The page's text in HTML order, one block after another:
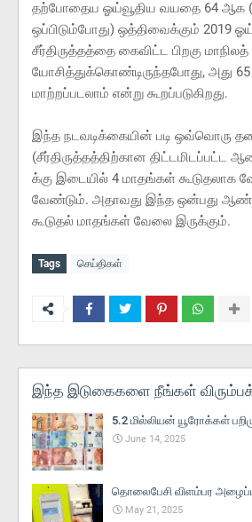
தற்போதைய ஓய்வூதிய வயதை 64 ஆக
ஒப்பிடும்போது) ஒத்திவைக்கும் 2019
சீர்திருத்தத்தை கைவிட்ட பிறகு
யோசித்துக்கொண்டிருந்தபோது, ​​​​அது
மாற்றப்படலாம் என்று கூறப்படுகிறது.
இந்த நடவடிக்கையின் படி ஒவ்வொரு
(சீர்திருத்தத்திற்கான திட்டமிடப்பட்ட
க்கு இடையில் 4 மாதங்கள் கூடுதலாக
வேண்டும். அதாவது இந்த ஒன்பது
கூடுதல் மாதங்கள் வேலை இருக்கும்.
Tags செய்திகள்
இந்த இடுகைகளை நீங்கள்
5.2 மில்லியன் யூரோக்கள்
June 14, 2025
தொலைபேசி விளம்பர
May 21, 2025